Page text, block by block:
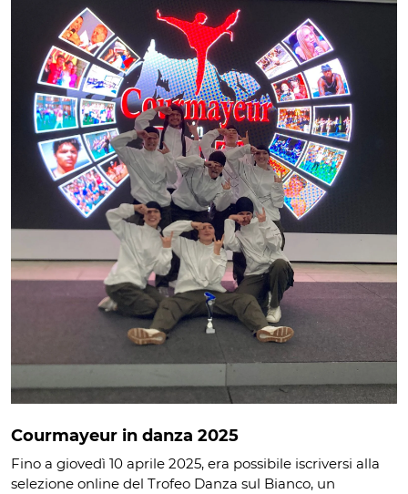
Courmayeur in danza 2025
Fino a giovedì 10 aprile 2025, era possibile iscriversi alla
selezione online del Trofeo Danza sul Bianco, un